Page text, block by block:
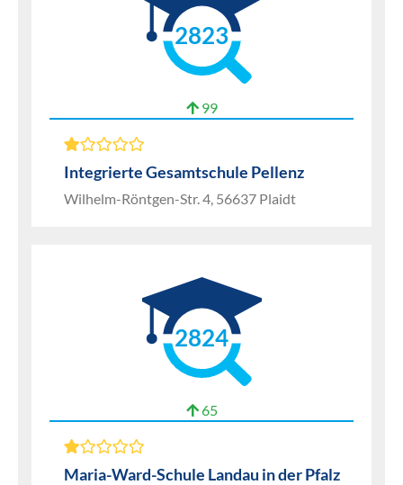
2823
99
Integrierte Gesamtschule Pellenz
Wilhelm-Röntgen-Str. 4, 56637 Plaidt
2824
65
Maria-Ward-Schule Landau in der Pfalz